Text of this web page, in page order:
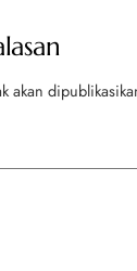
akan